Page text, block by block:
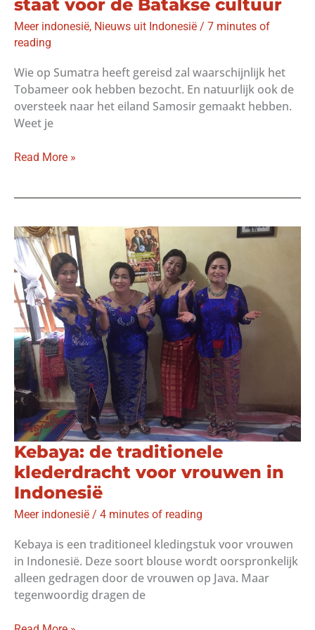
staat voor de Batakse cultuur
Meer indonesië, Nieuws uit Indonesië / 7 minutes of
reading
Wie op Sumatra heeft gereisd zal waarschijnlijk het
Tobameer ook hebben bezocht. En natuurlijk ook de
oversteek naar het eiland Samosir gemaakt hebben.
Weet je
Ulos:
symbool
staat
voor
de
Batakse
cultuur
Read More »
Kebaya: de traditionele
klederdracht voor vrouwen in
Indonesië
Meer indonesië / 4 minutes of reading
Kebaya is een traditioneel kledingstuk voor vrouwen
in Indonesië. Deze soort blouse wordt oorspronkelijk
alleen gedragen door de vrouwen op Java. Maar
tegenwoordig dragen de